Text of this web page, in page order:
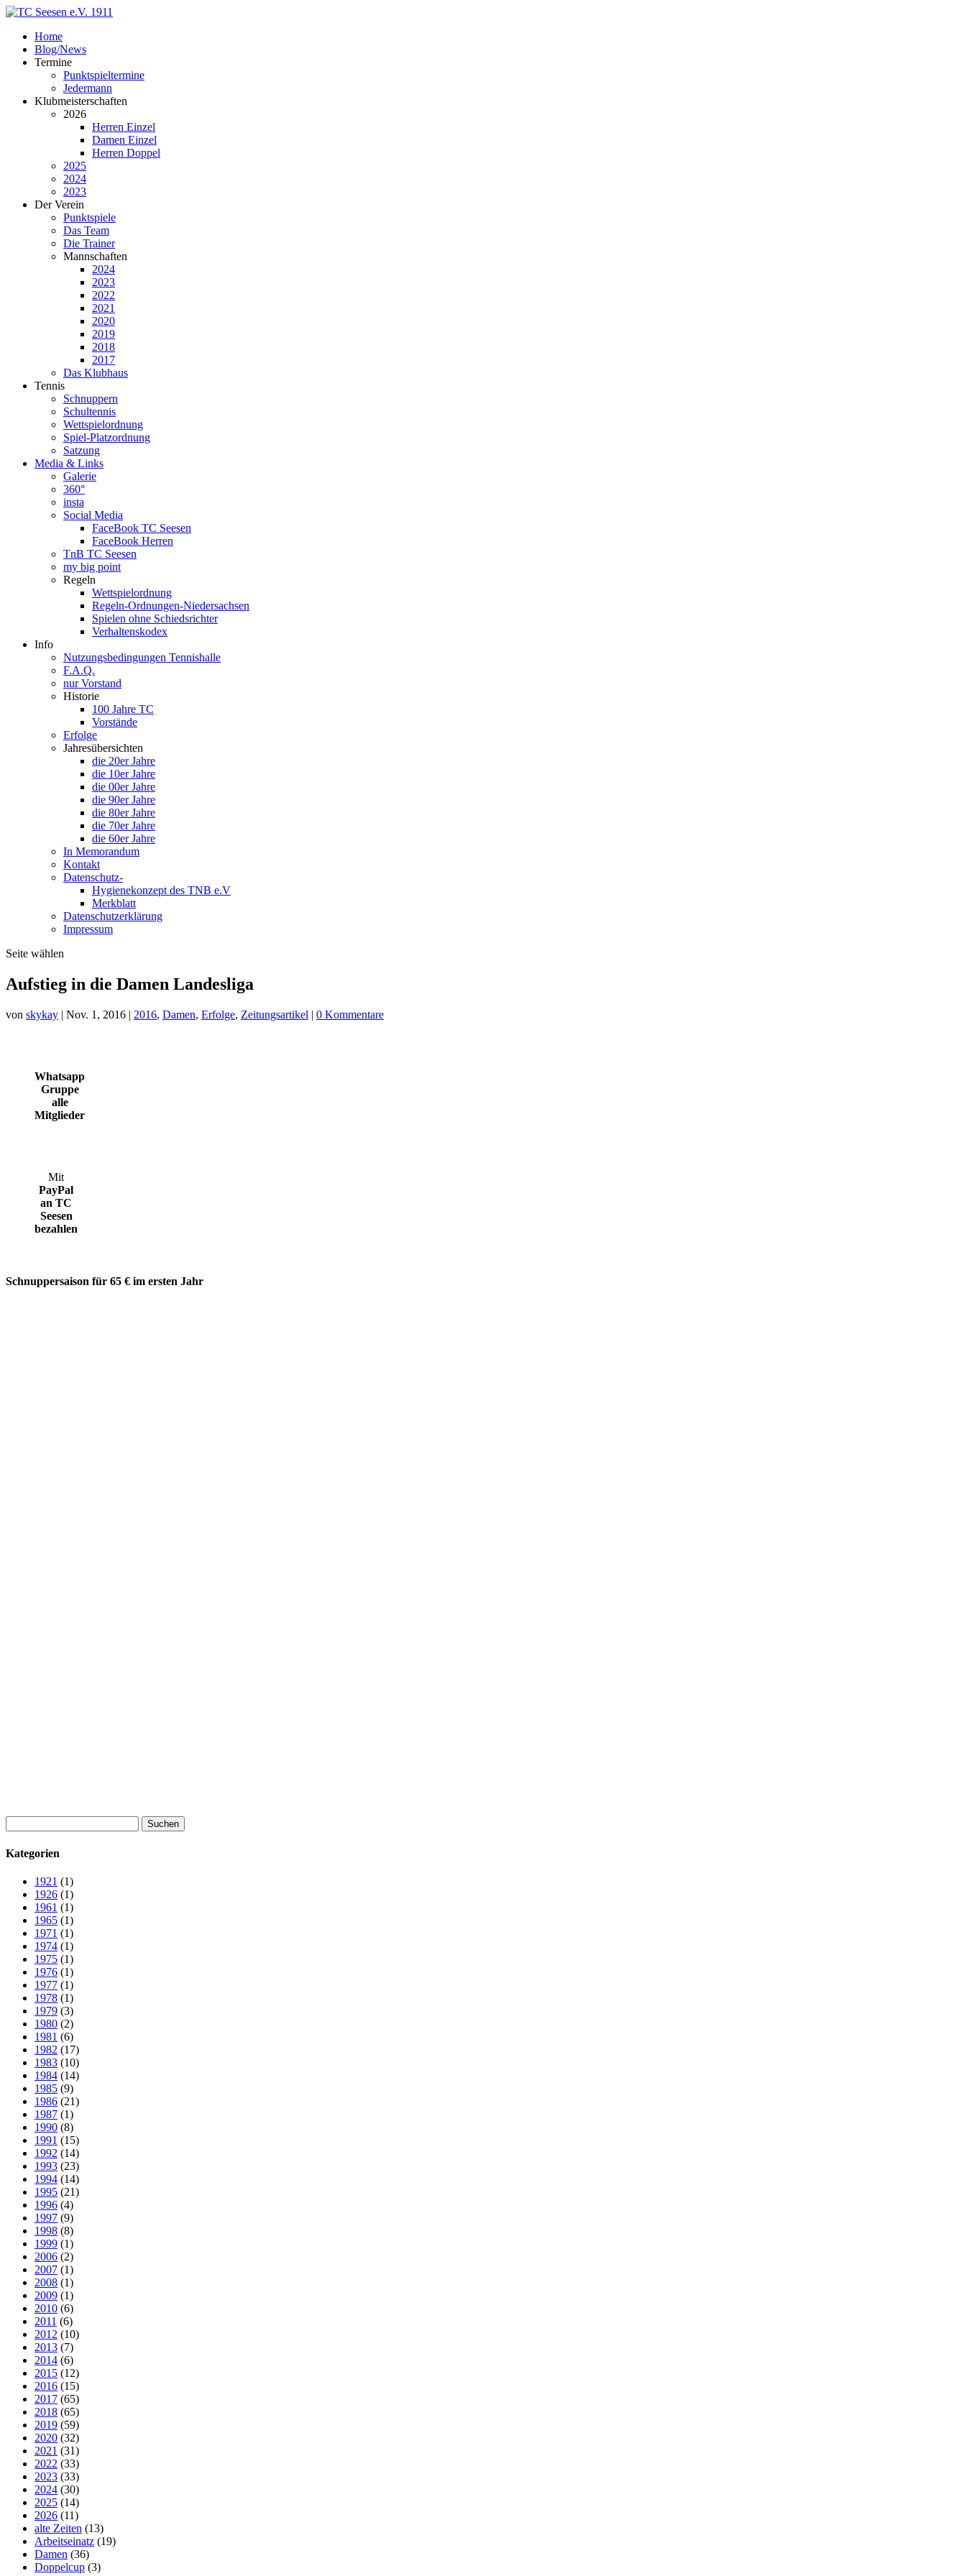
Home
Blog/News
Termine
Punktspieltermine
Jedermann
Klubmeisterschaften
2026
Herren Einzel
Damen Einzel
Herren Doppel
2025
2024
2023
Der Verein
Punktspiele
Das Team
Die Trainer
Mannschaften
2024
2023
2022
2021
2020
2019
2018
2017
Das Klubhaus
Tennis
Schnuppern
Schultennis
Wettspielordnung
Spiel-Platzordnung
Satzung
Media & Links
Galerie
360°
insta
Social Media
FaceBook TC Seesen
FaceBook Herren
TnB TC Seesen
my big point
Regeln
Wettspielordnung
Regeln-Ordnungen-Niedersachsen
Spielen ohne Schiedsrichter
Verhaltenskodex
Info
Nutzungsbedingungen Tennishalle
F.A.Q.
nur Vorstand
Historie
100 Jahre TC
Vorstände
Erfolge
Jahresübersichten
die 20er Jahre
die 10er Jahre
die 00er Jahre
die 90er Jahre
die 80er Jahre
die 70er Jahre
die 60er Jahre
In Memorandum
Kontakt
Datenschutz-
Hygienekonzept des TNB e.V
Merkblatt
Datenschutzerklärung
Impressum
Seite wählen
Aufstieg in die Damen Landesliga
von skykay | Nov. 1, 2016 | 2016, Damen, Erfolge, Zeitungsartikel | 0 Kommentare
Whatsapp
Gruppe
alle
Mitglieder
Mit
PayPal
an TC
Seesen
bezahlen
Schnuppersaison für 65 € im ersten Jahr
nach:
Kategorien
1921 (1)
1926 (1)
1961 (1)
1965 (1)
1971 (1)
1974 (1)
1975 (1)
1976 (1)
1977 (1)
1978 (1)
1979 (3)
1980 (2)
1981 (6)
1982 (17)
1983 (10)
1984 (14)
1985 (9)
1986 (21)
1987 (1)
1990 (8)
1991 (15)
1992 (14)
1993 (23)
1994 (14)
1995 (21)
1996 (4)
1997 (9)
1998 (8)
1999 (1)
2006 (2)
2007 (1)
2008 (1)
2009 (1)
2010 (6)
2011 (6)
2012 (10)
2013 (7)
2014 (6)
2015 (12)
2016 (15)
2017 (65)
2018 (65)
2019 (59)
2020 (32)
2021 (31)
2022 (33)
2023 (33)
2024 (30)
2025 (14)
2026 (11)
alte Zeiten (13)
Arbeitseinatz (19)
Damen (36)
Doppelcup (3)